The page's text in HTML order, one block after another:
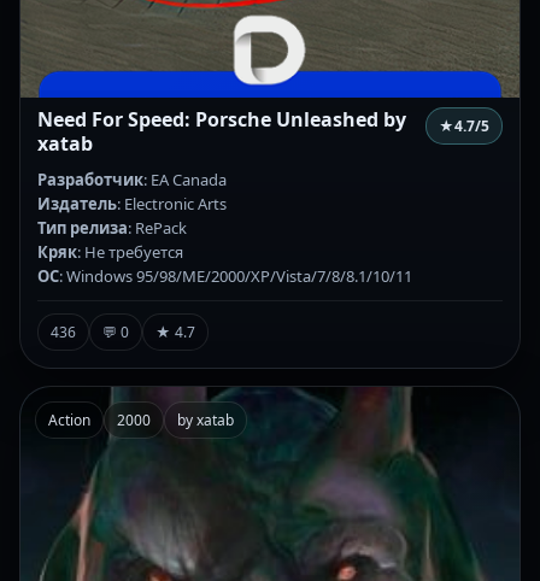
Need For Speed: Porsche Unleashed by
xatab
★4.7/5
Разработчик: EA Canada
Издатель: Electronic Arts
Тип релиза: RePack
Кряк: Не требуется
ОС: Windows 95/98/ME/2000/XP/Vista/7/8/8.1/10/11
436 💬 0 ★ 4.7
Action 2000 by xatab